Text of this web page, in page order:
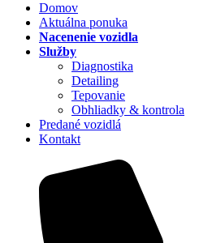
Domov
Aktuálna ponuka
Nacenenie vozidla
Služby
Diagnostika
Detailing
Tepovanie
Obhliadky & kontrola
Predané vozidlá
Kontakt